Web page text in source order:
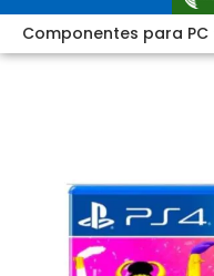
Componentes para PC